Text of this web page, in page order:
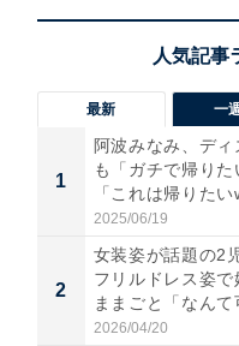
最新 一
1
阿波みなみ、ディ
も「ガチで帰りた
「これは帰りた
ち...
2025/06/19
2
女装姿が話題の2
フリルドレス姿で
ままごと「なんて
和...
2026/04/20